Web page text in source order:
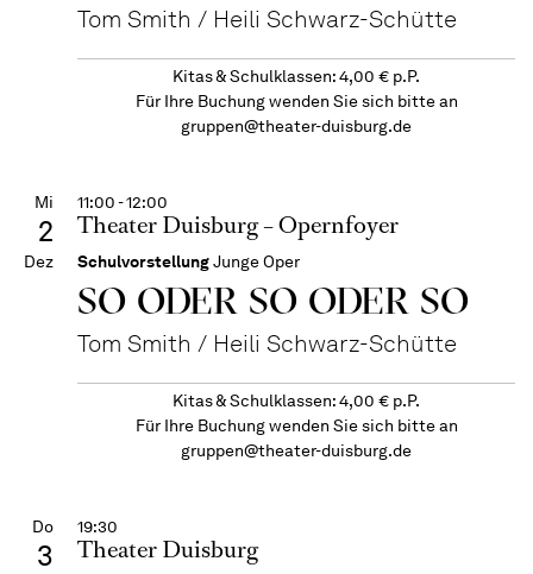
Tom Smith / Heili Schwarz-Schütte
Kitas & Schulklassen: 4,00 € p.P.
Für Ihre Buchung wenden Sie sich bitte an
gruppen@theater-duisburg.de
Mi
2
Dez
11:00 - 12:00
Theater Duisburg – Opernfoyer
SchulvorstellungJunge Oper
SO ODER SO ODER SO
Tom Smith / Heili Schwarz-Schütte
Kitas & Schulklassen: 4,00 € p.P.
Für Ihre Buchung wenden Sie sich bitte an
gruppen@theater-duisburg.de
Do
3
19:30
Theater Duisburg